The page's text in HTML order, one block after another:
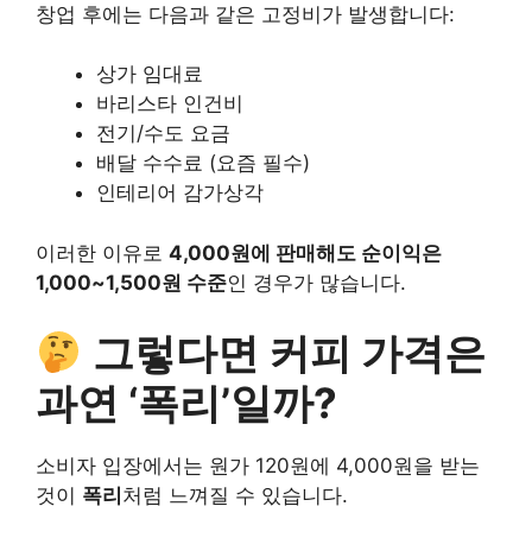
창업 후에는 다음과 같은 고정비가 발생합니다:
상가 임대료
바리스타 인건비
전기/수도 요금
배달 수수료 (요즘 필수)
인테리어 감가상각
이러한 이유로 4,000원에 판매해도 순이익은
1,000~1,500원 수준인 경우가 많습니다.
그렇다면 커피 가격은
과연 ‘폭리’일까?
소비자 입장에서는 원가 120원에 4,000원을 받는
것이 폭리 처럼 느껴질 수 있습니다.